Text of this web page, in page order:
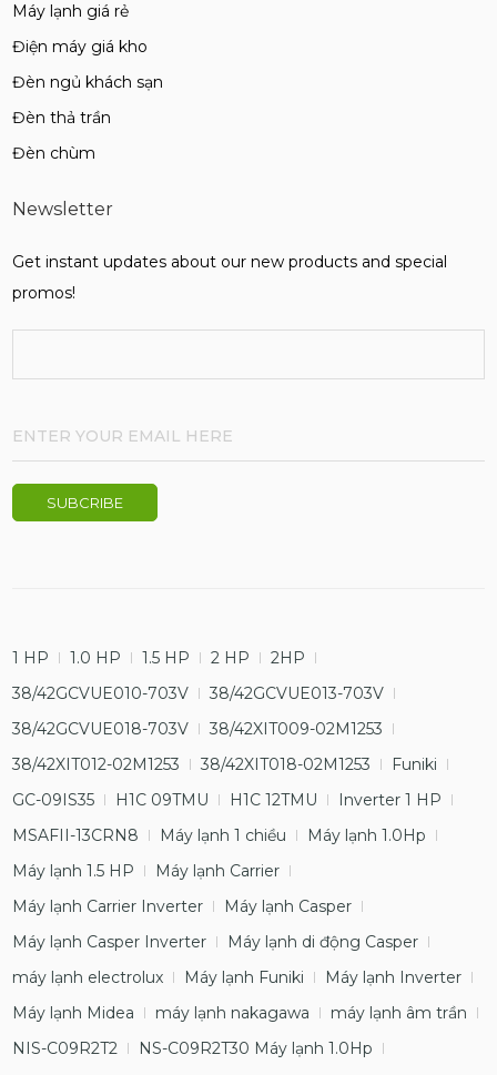
Máy lạnh giá rẻ
Điện máy giá kho
Đèn ngủ khách sạn
Đèn thả trần
Đèn chùm
Newsletter
Get instant updates about our new products and special
promos!
1 HP 1.0 HP 1.5 HP 2 HP
2HP
38/42GCVUE010-703V
38/42GCVUE013-703V
38/42GCVUE018-703V
38/42XIT009-02M1253
38/42XIT012-02M1253
38/42XIT018-02M1253
Funiki
GC-09IS35
H1C 09TMU H1C 12TMU
Inverter 1 HP
MSAFII-13CRN8
Máy lạnh 1 chiều
Máy lạnh 1.0Hp
Máy lạnh 1.5 HP
Máy lạnh Carrier
Máy lạnh Carrier Inverter
Máy lạnh Casper
Máy lạnh Casper Inverter
Máy lạnh di động Casper
máy lạnh electrolux
Máy lạnh Funiki
Máy lạnh Inverter
Máy lạnh Midea
máy lạnh nakagawa
máy lạnh âm trần
NIS-C09R2T2
NS-C09R2T30 Máy lạnh 1.0Hp